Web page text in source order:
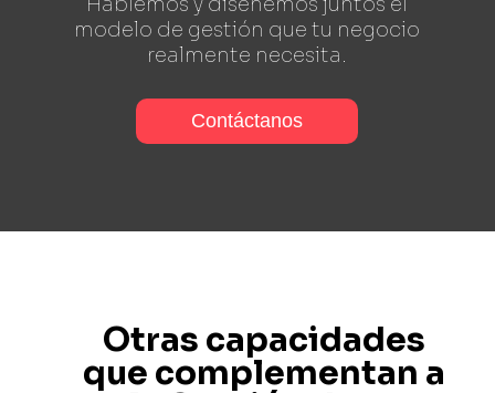
modelo de gestión que tu negocio
realmente necesita.
Contáctanos
Otras capacidades
que complementan a